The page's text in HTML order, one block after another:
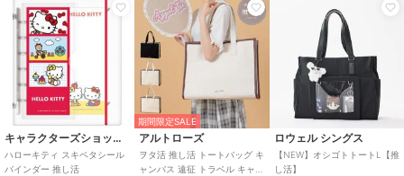
キャラクターズショップ ラフラフ
ハローキティ スキペタシール
バインダー 推し活
期間限定SALE
アルトローズ
ヲタ活 推し活 トートバッグ キ
ャンバス 遠征 トラベル キャリ
ロウェル シングス
【NEW】オシゴトトートL【推
し活】